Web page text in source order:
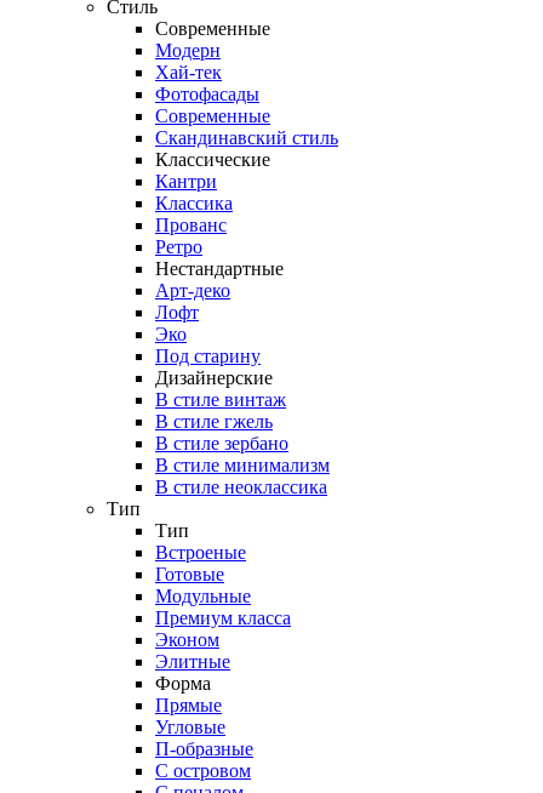
Стиль
Современные
Модерн
Хай-тек
Фотофасады
Современные
Скандинавский стиль
Классические
Кантри
Классика
Прованс
Ретро
Нестандартные
Арт-деко
Лофт
Эко
Под старину
Дизайнерские
В стиле винтаж
В стиле гжель
В стиле зербано
В стиле минимализм
В стиле неоклассика
Тип
Тип
Встроеные
Готовые
Модульные
Премиум класса
Эконом
Элитные
Форма
Прямые
Угловые
П-образные
С островом